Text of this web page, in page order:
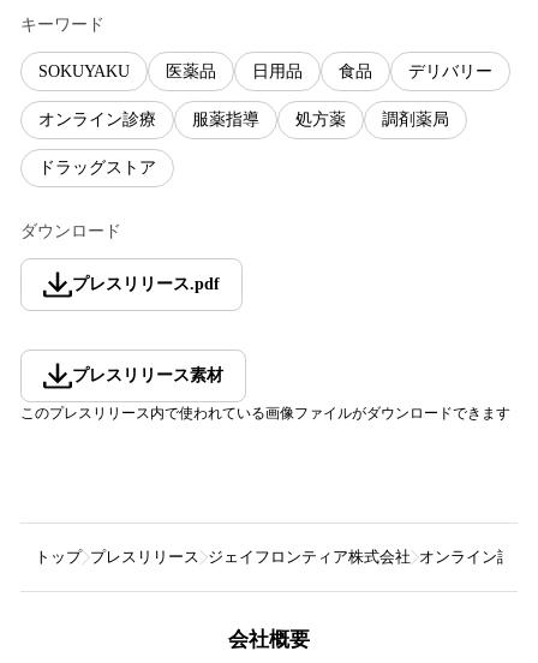
キーワード
SOKUYAKU 医薬品 日用品 食品 デリバリー
オンライン診療 服薬指導 処方薬 調剤薬局
ドラッグストア
ダウンロード
プレスリリース.pdf
プレスリリース素材
このプレスリリース内で使われている画像ファイルがダウンロードできます
トップ プレスリリース ジェイフロンティア株式会社 オンライン診療
会社概要